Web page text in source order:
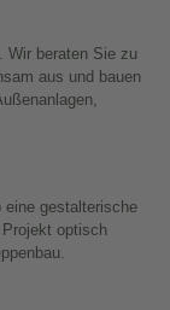
Wir beraten Sie zu
aus und bauen
eine gestalterische
optisch